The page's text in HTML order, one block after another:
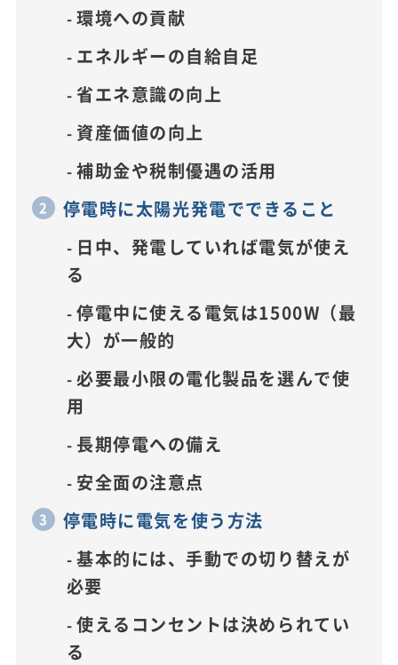
環境への貢献
エネルギーの自給自足
省エネ意識の向上
資産価値の向上
補助金や税制優遇の活用
停電時に太陽光発電でできること
日中、発電していれば電気が使え
る
停電中に使える電気は1500W（最
大）が一般的
必要最小限の電化製品を選んで使
用
長期停電への備え
安全面の注意点
停電時に電気を使う方法
基本的には、手動での切り替えが
必要
使えるコンセントは決められてい
る